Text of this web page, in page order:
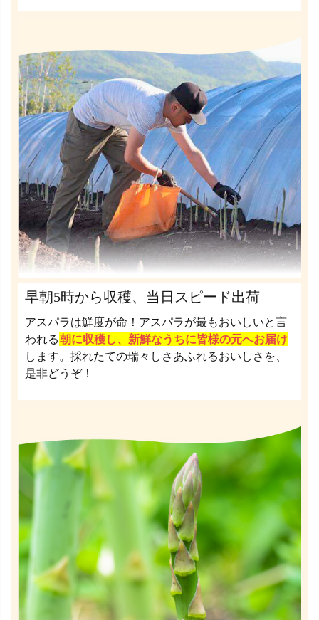
早朝5時から収穫、当日スピード出荷
アスパラは鮮度が命！アスパラが最もおいしいと言
われる朝に収穫し、新鮮なうちに皆様の元へお届け
します。採れたての瑞々しさあふれるおいしさを、
是非どうぞ！